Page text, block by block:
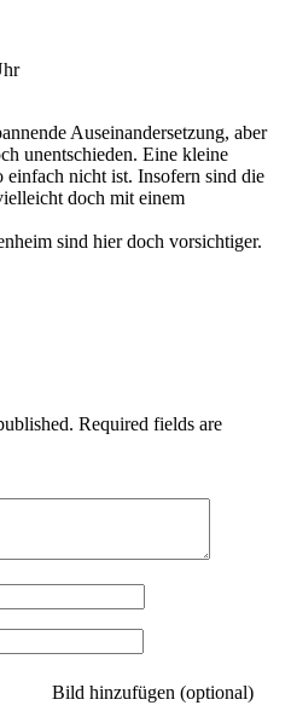
Auseinandersetzung, aber
unentschieden. Eine kleine
einfach nicht ist. Insofern sind die
doch mit einem
sind hier doch vorsichtiger.
Required fields are
Bild hinzufügen (optional)